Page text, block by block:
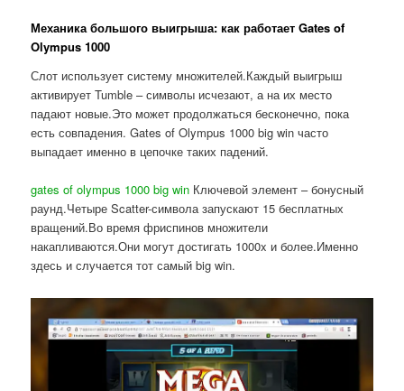
Механика большого выигрыша: как работает Gates of
Olympus 1000
Слот использует систему множителей.Каждый выигрыш
активирует Tumble – символы исчезают, а на их место
падают новые.Это может продолжаться бесконечно, пока
есть совпадения. Gates of Olympus 1000 big win часто
выпадает именно в цепочке таких падений.
gates of olympus 1000 big win Ключевой элемент – бонусный
раунд.Четыре Scatter-символа запускают 15 бесплатных
вращений.Во время фриспинов множители
накапливаются.Они могут достигать 1000x и более.Именно
здесь и случается тот самый big win.